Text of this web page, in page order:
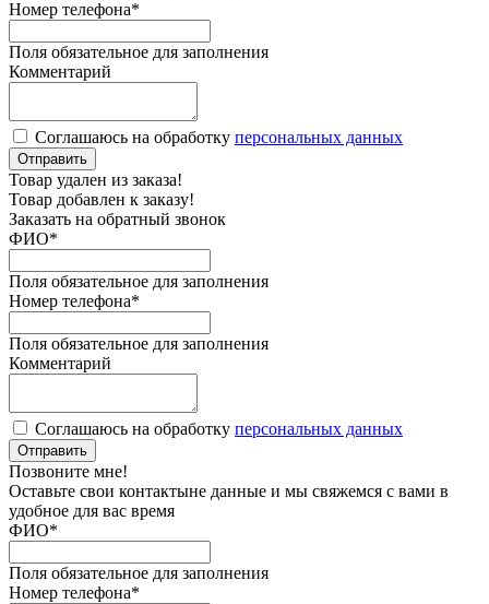
Номер телефона*
Поля обязательное для заполнения
Комментарий
Соглашаюсь на обработку персональных данных
Отправить
Товар удален из заказа!
Товар добавлен к заказу!
Заказать на обратный звонок
ФИО*
Поля обязательное для заполнения
Номер телефона*
Поля обязательное для заполнения
Комментарий
Соглашаюсь на обработку персональных данных
Отправить
Позвоните мне!
Оставьте свои контактыне данные и мы свяжемся с вами в
удобное для вас время
ФИО*
Поля обязательное для заполнения
Номер телефона*